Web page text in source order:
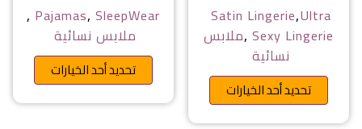
Satin Lingerie,Ultra
Sexy Lingerie
,ملابس
نسائية
تحديد أحد الخيارات هناك العديد من الأشكال
Pajamas, SleepWear
,
ملابس نسائية
تحديد أحد الخيارات